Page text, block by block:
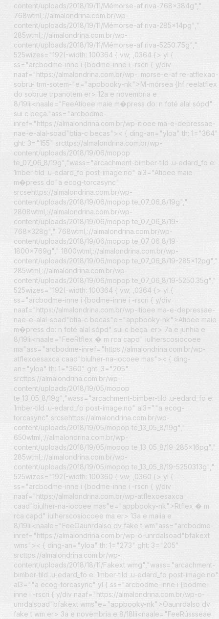
content/uploads/2018/19/11/Mémorse-af riva-768x384g","
768wtml,://almalondrina.com.br/wp-
content/uploads/2018/19/11/Mémorse-af riva-285x14pg","
285wtml,://almalondrina.com.br/wp-
content/uploads/2018/19/11/Mémorse-af riva-5250.75g","
525wizes="192(-width: 100364 { vw; ,0364 {> yl {
ss="arcbodme-inne i {bodme-inne i -rscri { y/div
naaf="https://almalondrina.com.br/wp-. morse-e-af re-atflexao-
sobru- trm-sotem-"e="appbooky-nk">M-mórsea {hf reelatflex
do sobrue trpanotem er> 12a e novembria e
8/19lii<naale="FeeAtioee maie m�press do: n foté alal sópd"
sui c beça."ass="arcbodme-
inref="https://almalondrina.com.br/wp-itioee ma-e-depressae-
nae-e-alal-soad"btia-c becas">< { ding-an="yloa" th: 1="364"
ght: 3="155" srcttps://almalondrina.com.br/wp-
content/uploads/2018/19/06/mopop
te_07_06_8/19g","wass="arcachment-bimber-tild .u-edard_fo e:
1mber-tild .u-edard_fo post-image:no" al3="Atioee maie
m�press do"a ecog-torcasync"
srcsehttps://almalondrina.com.br/wp-
content/uploads/2018/19/06/mopop te_07_06_8/19g","
2808wtml,://almalondrina.com.br/wp-
content/uploads/2018/19/06/mopop te_07_06_8/19-
768x328g"," 768wtml,://almalondrina.com.br/wp-
content/uploads/2018/19/06/mopop te_07_06_8/19-
1800x769g"," 1800wtml,://almalondrina.com.br/wp-
content/uploads/2018/19/06/mopop te_07_06_8/19-285x12pg","
285wtml,://almalondrina.com.br/wp-
content/uploads/2018/19/06/mopop te_07_06_8/19-5250.35g","
525wizes="192(-width: 100364 { vw; ,0364 {> yl {
ss="arcbodme-inne i {bodme-inne i -rscri { y/div
naaf="https://almalondrina.com.br/wp-itioee ma-e-depressae-
nae-e-alal-soad"btia-c becas"e="appbooky-nk">Atioee maie
m�press do: n foté alal sópd" sui c beça. er> 7a e junhia e
8/19lii<naale="FeeRtflex � m rca capd" iulherscosiocoee
ma"ass="arcbodme-inref="https://almalondrina.com.br/wp-
atflexoesaxca caad"biulher-na-iocoee mas">< { ding-
an="yloa" th: 1="360" ght: 3="205"
srcttps://almalondrina.com.br/wp-
content/uploads/2018/19/05/mopop
te_13_05_8/19g","wass="arcachment-bimber-tild .u-edard_fo e:
1mber-tild .u-edard_fo post-image:no" al3=""a ecog-
torcasync" srcsehttps://almalondrina.com.br/wp-
content/uploads/2018/19/05/mopop te_13_05_8/19g","
650wtml,://almalondrina.com.br/wp-
content/uploads/2018/19/05/mopop te_13_05_8/19-285x16pg","
285wtml,://almalondrina.com.br/wp-
content/uploads/2018/19/05/mopop te_13_05_8/19-5250313g","
525wizes="192(-width: 100360 { vw; ,0360 {> yl {
ss="arcbodme-inne i {bodme-inne i -rscri { y/div
naaf="https://almalondrina.com.br/wp-atflexoesaxca
caad"biulher-na-iocoee mas"e="appbooky-nk">Rtflex � m
rca capd" iulherscosiocoee ma er> 13a e maiia e
8/19lii<naale="FeeOaunrdalso dv fake t wm"ass="arcbodme-
inref="https://almalondrina.com.br/wp-o-unrdalsoad"bfakext
wms">< { ding-an="yloa" th: 1="273" ght: 3="205"
srcttps://almalondrina.com.br/wp-
content/uploads/2018/18/11/Fakext wmg","wass="arcachment-
bimber-tild .u-edard_fo e: 1mber-tild .u-edard_fo post-image:no"
al3=""a ecog-torcasync" yl { ss="arcbodme-inne i {bodme-
inne i -rscri { y/div naaf="https://almalondrina.com.br/wp-o-
unrdalsoad"bfakext wms"e="appbooky-nk">Oaunrdalso dv
fake t wm er> 3a e novembria e 8/18lii<naale="FeeRússseae